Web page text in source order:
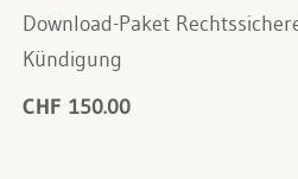
Download-Paket
Kündigung
CHF 150.00